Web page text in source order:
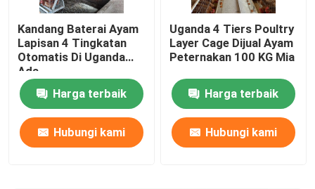
Kandang Baterai Ayam
Lapisan 4 Tingkatan
Otomatis Di Uganda
Ada
Harga terbaik
Hubungi kami
Uganda 4 Tiers Poultry
Layer Cage Dijual Ayam
Peternakan 100 KG Mia
Harga terbaik
Hubungi kami